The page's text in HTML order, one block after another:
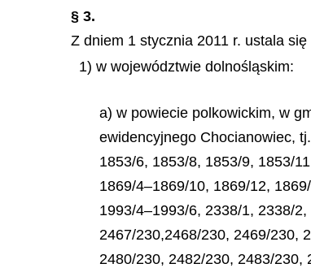
§ 3.
Z dniem 1 stycznia 2011 r. ustala
1) w województwie dolnośląskim:
a) w powiecie polkowickim, w
ewidencyjnego Chocianowiec,
1853/6, 1853/8, 1853/9, 1853/
1869/4–1869/10, 1869/12,
1993/4–1993/6, 2338/1, 2338/
2467/230,2468/230, 2469/230,
2480/230, 2482/230, 2483/230,